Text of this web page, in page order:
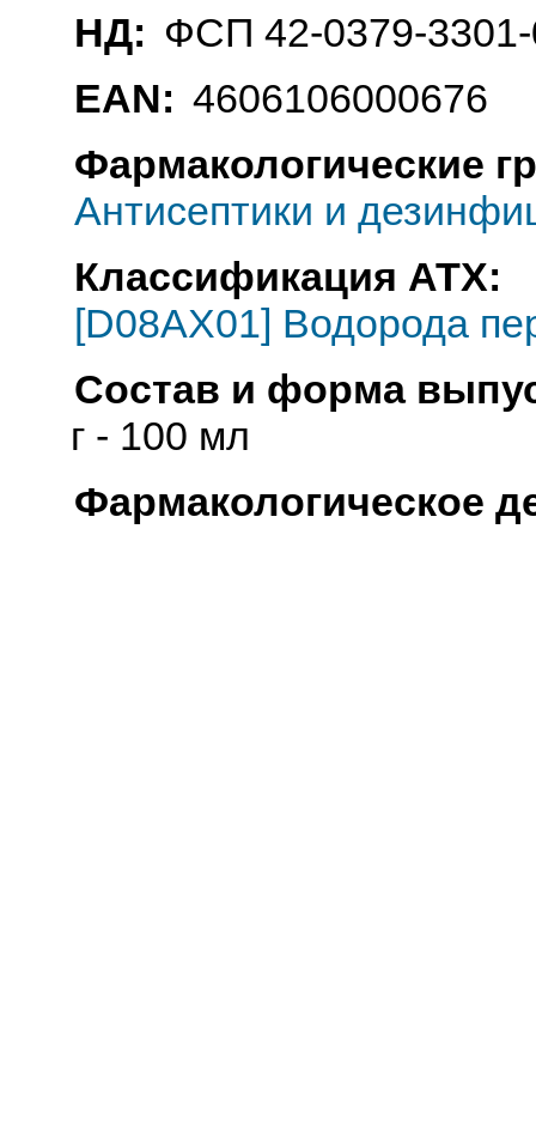
НД: ФСП 42-0379-
EAN: 4606106000676
Фармакологические
Антисептики и
Классификация АТХ:
[D08AX01] Водорода
Состав и форма
г - 100 мл
Фармакологическое